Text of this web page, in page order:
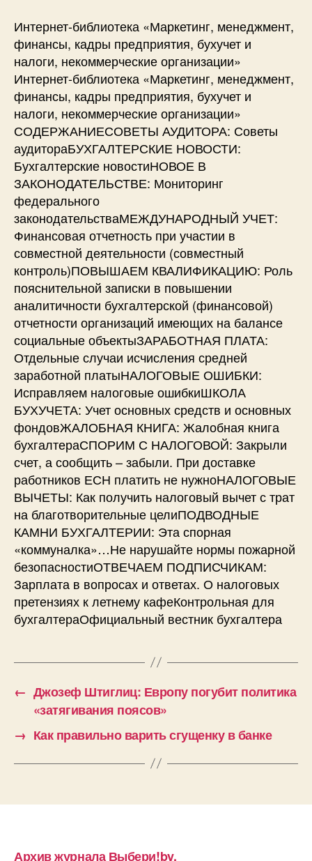
Интернет-библиотека «Маркетинг, менеджмент,
финансы, кадры предприятия, бухучет и
налоги, некоммерческие организации»
Интернет-библиотека «Маркетинг, менеджмент,
финансы, кадры предприятия, бухучет и
налоги, некоммерческие организации»
СОДЕРЖАНИЕСОВЕТЫ АУДИТОРА: Советы
аудитораБУХГАЛТЕРСКИЕ НОВОСТИ:
Бухгалтерские новостиНОВОЕ В
ЗАКОНОДАТЕЛЬСТВЕ: Мониторинг
федерального
законодательстваМЕЖДУНАРОДНЫЙ УЧЕТ:
Финансовая отчетность при участии в
совместной деятельности (совместный
контроль)ПОВЫШАЕМ КВАЛИФИКАЦИЮ: Роль
пояснительной записки в повышении
аналитичности бухгалтерской (финансовой)
отчетности организаций имеющих на балансе
социальные объектыЗАРАБОТНАЯ ПЛАТА:
Отдельные случаи исчисления средней
заработной платыНАЛОГОВЫЕ ОШИБКИ:
Исправляем налоговые ошибкиШКОЛА
БУХУЧЕТА: Учет основных средств и основных
фондовЖАЛОБНАЯ КНИГА: Жалобная книга
бухгалтераСПОРИМ С НАЛОГОВОЙ: Закрыли
счет, а сообщить – забыли. При доставке
работников ЕСН платить не нужноНАЛОГОВЫЕ
ВЫЧЕТЫ: Как получить налоговый вычет с трат
на благотворительные целиПОДВОДНЫЕ
КАМНИ БУХГАЛТЕРИИ: Эта спорная
«коммуналка»…Не нарушайте нормы пожарной
безопасностиОТВЕЧАЕМ ПОДПИСЧИКАМ:
Зарплата в вопросах и ответах. О налоговых
претензиях к летнему кафеКонтрольная для
бухгалтераОфициальный вестник бухгалтера
← Джозеф Штиглиц: Европу погубит политика
«затягивания поясов»
→ Как правильно варить сгущенку в банке
Архив журнала Выбери!by.